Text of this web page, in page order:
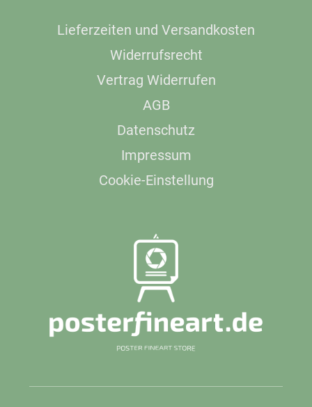
Lieferzeiten und Versandkosten
Widerrufsrecht
Vertrag Widerrufen
AGB
Datenschutz
Impressum
Cookie-Einstellung